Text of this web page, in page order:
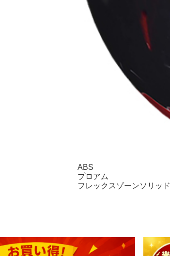
ABS
プロアム
フレックスゾーンソリッド